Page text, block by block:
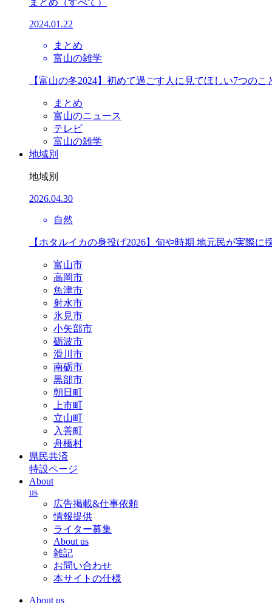
まとめ （すべて）
2024.01.22
まとめ
富山の雑学
【富山の冬2024】初めて過ごす人に見てほしい7つのこ
まとめ
富山のニュース
テレビ
富山の雑学
地域別
地域別
2026.04.30
自然
【ホタルイカの身投げ2026】旬や時期 地元民が実際に
富山市
高岡市
魚津市
射水市
氷見市
小矢部市
砺波市
滑川市
南砺市
黒部市
朝日町
上市町
立山町
入善町
舟橋村
県民共済
特設ページ
About
us
広告掲載&仕事依頼
情報提供
ライター募集
About us
雑記
お問い合わせ
本サイトの仕様
About us